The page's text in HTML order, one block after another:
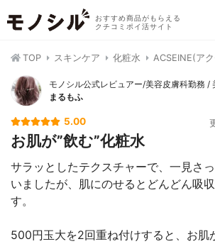
おすすめ商品がもらえる
クチコミポイ活サイト
TOP スキンケア 化粧水 ACSEINE(ア
モノシル公式レビュアー/美容皮膚科勤務 /
まるもふ
5.00
お肌が”飲む”化粧水
サラッとしたテクスチャーで、一見さ
いましたが、肌にのせるとどんどん吸
す。
500円玉大を2回重ね付けすると、お肌